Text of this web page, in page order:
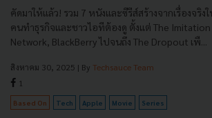
คัดมาให้แล้ว! รวม 7 หนังและซีรีส์สร้างจากเรื่องจริง
คนทำธุรกิจและชาวไอทีต้องดู ตั้งแต่ The Imitation
Network, BlackBerry ไปจนถึง The Dropout เพื...
สิงหาคม 30, 2025 | By Techsauce Team
1
Based On Tech Apple Movie Series